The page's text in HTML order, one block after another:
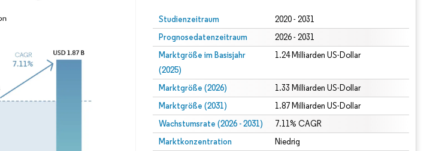
Studienzeitraum 2020 - 2031
Prognosedatenzeitraum 2026 - 2031
Marktgröße im Basisjahr
(2025)
1.24 Milliarden US-Dollar
Marktgröße (2026) 1.33 Milliarden US-Dollar
Marktgröße (2031) 1.87 Milliarden US-Dollar
Wachstumsrate (2026 - 2031) 7.11% CAGR
Marktkonzentration Niedrig
Bild © Mordor Intelligence. Wiederverwendung erfordert Namensnennung gemäß CC BY 4.0.